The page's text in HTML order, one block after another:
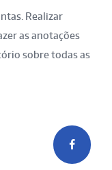
Realizar
as anotações
sobre todas as